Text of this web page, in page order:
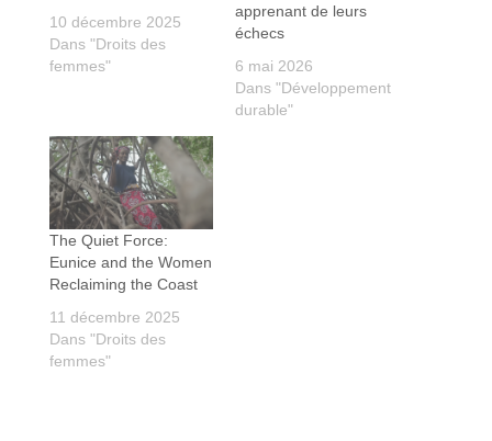
10 décembre 2025
Dans "Droits des
femmes"
apprenant de leurs
échecs
6 mai 2026
Dans "Développement
durable"
The Quiet Force:
Eunice and the Women
Reclaiming the Coast
11 décembre 2025
Dans "Droits des
femmes"